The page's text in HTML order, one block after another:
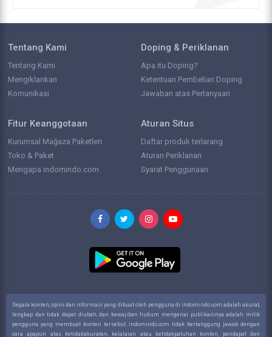
Tentang Kami
Tentang Kami
Mengiklankan
Komunikasi
Doping & Periklanan
Apa itu Doping?
Ketentuan Pembelian Doping
Jawaban atas Pertanyaan
Fitur Keanggotaan
Kurumsal Mağaza Paketleri
Toko & Paket
Mengapa indomindo.com
Aturan Situs
Daftar produk terlarang
Aturan Periklanan
Syarat Penggunaan
Segala konten, opini dan informasi yang dibuat oleh pengguna di indomindo.com adalah akurat,
lengkap dan tidak dapat diubah, dan kewajiban hukum mengenai publikasinya adalah milik
pengguna yang membuat konten tersebut. indomindo.com tidak bertanggung jawab dengan
cara apapun atas ketidakakuratan, kelalaian atau ketidakpatuhan konten, pendapat dan